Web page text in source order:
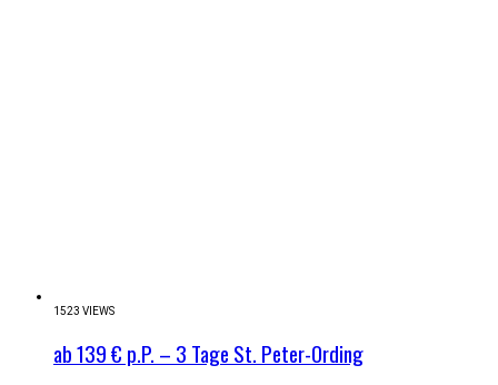
1523 VIEWS
ab 139 € p.P. – 3 Tage St. Peter-Ording